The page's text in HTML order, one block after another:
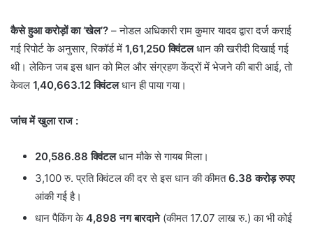
कैसे हुआ करोड़ों का ‘खेल’? – ​नोडल अधिकारी राम कुमार यादव द्वारा दर्ज कराई
गई रिपोर्ट के अनुसार, रिकॉर्ड में 1,61,250 क्विंटलधान की खरीदी दिखाई गई
थी। लेकिन जब इस धान को मिल और संग्रहण केंद्रों में भेजने की बारी आई, तो
केवल 1,40,663.12 क्विंटलधान ही पाया गया।
जांच में खुला राज :
20,586.88 क्विंटलधान मौके से गायब मिला।
​3,100 रु. प्रति क्विंटल की दर से इस धान की कीमत6.38 करोड़ रुपए
आंकी गई है।
​धान पैकिंग के4,898 नग बारदाने(कीमत 17.07 लाख रु.) का भी कोई